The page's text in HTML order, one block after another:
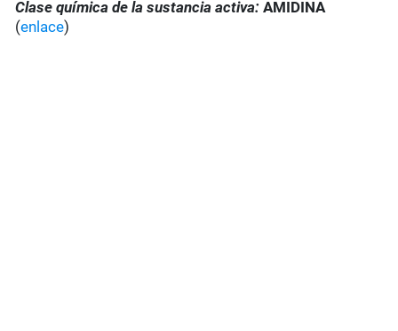
Clase química de la sustancia activa: AMIDINA
(enlace)